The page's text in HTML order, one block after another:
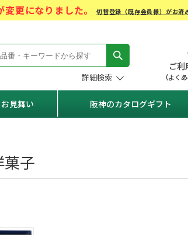
変更になりました。切替登録（既存会員様）がお済
Gift Mall
詳細検索
見舞い 阪神のカタログギフト
子